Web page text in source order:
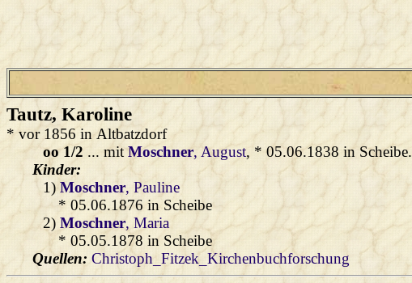
Tautz, Karoline
* vor 1856 in Altbatzdorf
oo 1/2 ... mitMoschner, August, * 05.06.1838 in Scheibe.
Kinder:
1)Moschner, Pauline
* 05.06.1876 in Scheibe
2)Moschner, Maria
* 05.05.1878 in Scheibe
Quellen: Christoph_Fitzek_Kirchenbuchforschung